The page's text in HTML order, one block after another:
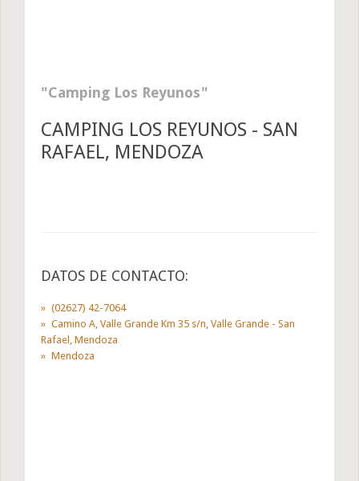
Camping Los Reyunos
CAMPING LOS REYUNOS - SAN
RAFAEL, MENDOZA
DATOS DE CONTACTO:
(02627) 42-7064
Camino A, Valle Grande Km 35 s/n, Valle Grande - San
Rafael, Mendoza
Mendoza